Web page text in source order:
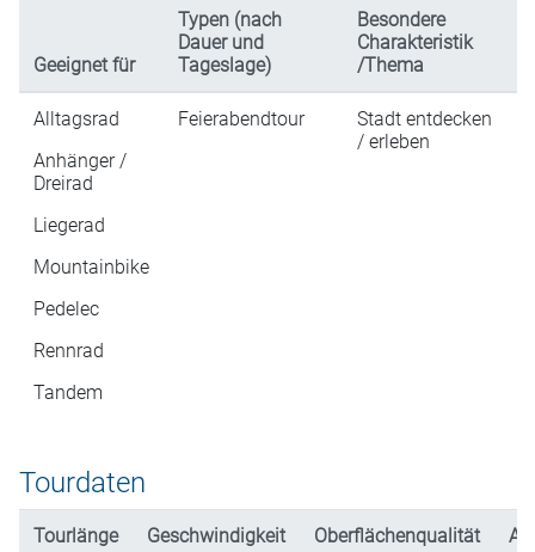
Geeignet für
Typen (nach
Dauer und
Tageslage)
Besondere
Charakteristik
/Thema
Alltagsrad
Anhänger /
Dreirad
Liegerad
Mountainbike
Pedelec
Rennrad
Tandem
Feierabendtour
Stadt entdecken
/ erleben
Tourdaten
Tourlänge Geschwindigkeit Oberflächenqualität